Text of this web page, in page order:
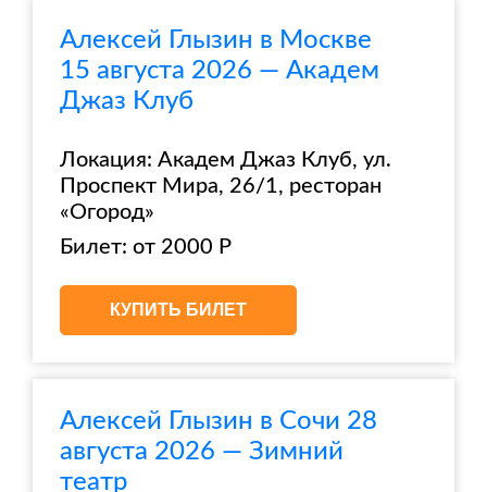
Алексей Глызин в Москве
15 августа 2026 — Академ
Джаз Клуб
Локация: Академ Джаз Клуб, ул.
Проспект Мира, 26/1, ресторан
«Огород»
Билет: от 2000 Р
КУПИТЬ БИЛЕТ
Алексей Глызин в Сочи 28
августа 2026 — Зимний
театр